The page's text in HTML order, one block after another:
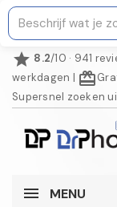
star 8.2/10 · 941
werkdagen | redeem
Supersnel zoeken
MENU